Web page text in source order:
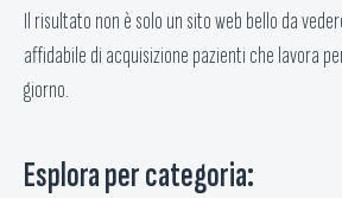
Il risultato non è solo un sito web bello da
affidabile di acquisizione pazienti che lavora
giorno.
Esplora per categoria: